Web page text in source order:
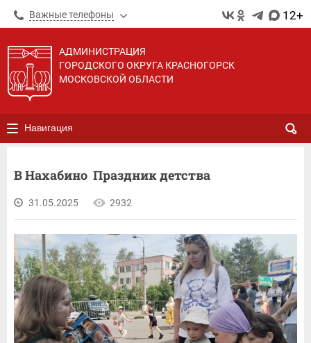
Важные телефоны 12+
АДМИНИСТРАЦИЯ
ГОРОДСКОГО ОКРУГА КРАСНОГОРСК
МОСКОВСКОЙ ОБЛАСТИ
Навигация
В Нахабино Праздник детства
31.05.2025 2932